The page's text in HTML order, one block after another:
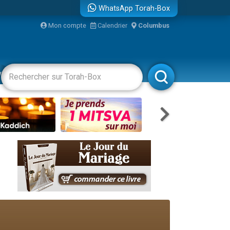
le temps
WhatsApp Torah-Box
Mon compte Calendrier Columbus
Livres Rabbanim